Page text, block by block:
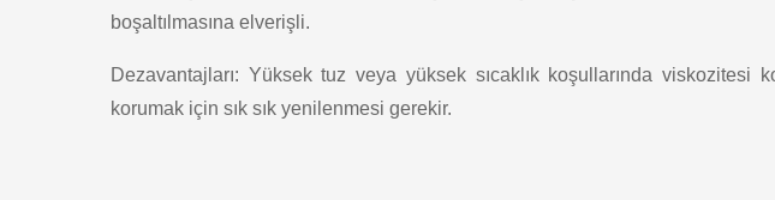
boşaltılmasına elverişli.
Dezavantajları: Yüksek tuz veya yüksek sıcaklık koşullarında viskozitesi
korumak için sık sık yenilenmesi gerekir.